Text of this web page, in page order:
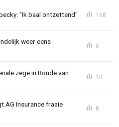
"Ik baal ontzettend" 168
weer eens
6
zege in Ronde van
10
AG Insurance fraaie
8